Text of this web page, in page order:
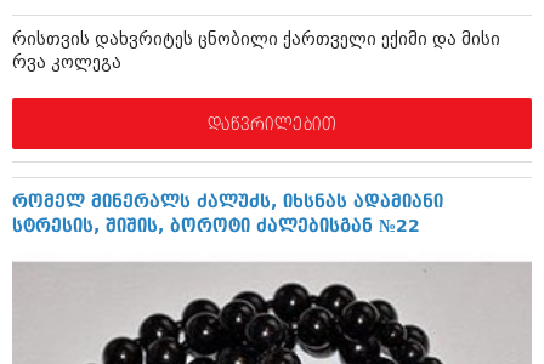
ინტერვიუები
ამბები
საზოგადოება
მოდი, ვილაპარაკოთ
მოდა + დიზაინი
რელიგია
მოდა + დიზაინი
სპორტი
კადრს მიღმა
ავტორჩევები
რისთვის დახვრიტეს ცნობილი ქართველი ექიმი და მისი
რვა კოლეგა
დაწვრილებით
რომელ მინერალს ძალუძს, იხსნას ადამიანი
სტრესის, შიშის, ბოროტი ძალებისგან №22